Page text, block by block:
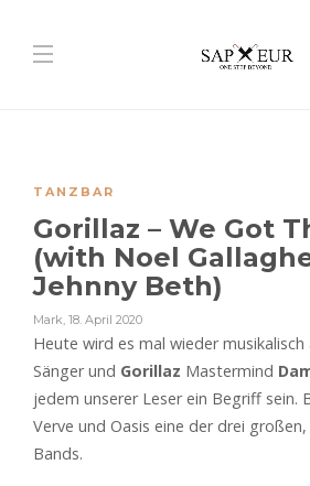
TANZBAR
Gorillaz – We Got
(with Noel
Jehnny Beth)
Mark, 18. April 2020
Heute wird es mal wieder
Sänger und Gorillaz Mastermind
jedem unserer Leser ein Begriff sein.
Verve und Oasis eine der drei
Bands.